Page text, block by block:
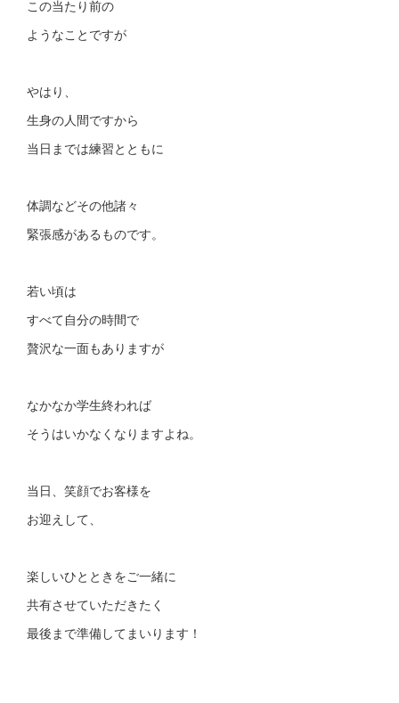
この当たり前の
ようなことですが
やはり、
生身の人間ですから
当日までは練習とともに
体調などその他諸々
緊張感があるものです。
若い頃は
すべて自分の時間で
贅沢な一面もありますが
なかなか学生終われば
そうはいかなくなりますよね。
当日、笑顔でお客様を
お迎えして、
楽しいひとときをご一緒に
共有させていただきたく
最後まで準備してまいります！